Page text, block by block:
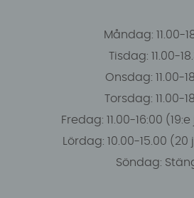
Måndag: 11.00-
Tisdag: 11.00-
Onsdag: 11.00-
Torsdag: 11.00-
Fredag: 11.00-16:00
Lördag: 10.00-15.00
Söndag: